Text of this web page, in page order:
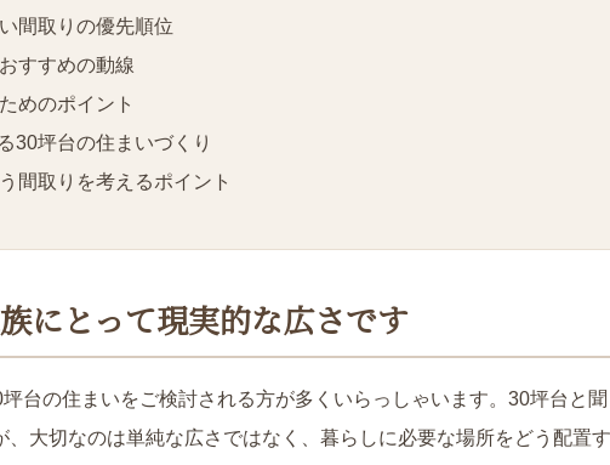
間取りの優先順位
すすめの動線
めのポイント
30坪台の住まいづくり
間取りを考えるポイント
にとって現実的な広さです
台の住まいをご検討される方が多くいらっしゃいます。30坪台と
大切なのは単純な広さではなく、暮らしに必要な場所をどう配置す